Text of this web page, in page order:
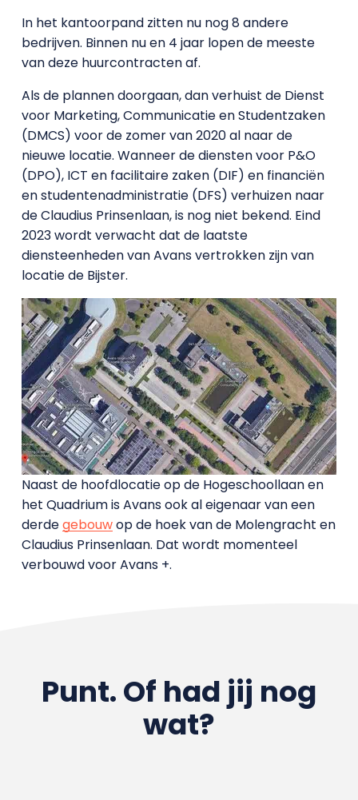
In het kantoorpand zitten nu nog 8 andere
bedrijven. Binnen nu en 4 jaar lopen de meeste
van deze huurcontracten af.
Als de plannen doorgaan, dan verhuist de Dienst
voor Marketing, Communicatie en Studentzaken
(DMCS) voor de zomer van 2020 al naar de
nieuwe locatie. Wanneer de diensten voor P&O
(DPO), ICT en facilitaire zaken (DIF) en financiën
en studentenadministratie (DFS) verhuizen naar
de Claudius Prinsenlaan, is nog niet bekend. Eind
2023 wordt verwacht dat de laatste
diensteenheden van Avans vertrokken zijn van
locatie de Bijster.
Naast de hoofdlocatie op de Hogeschoollaan en
het Quadrium is Avans ook al eigenaar van een
derdegebouwop de hoek van de Molengracht en
Claudius Prinsenlaan. Dat wordt momenteel
verbouwd voor Avans +.
Punt. Of had jij nog
wat?